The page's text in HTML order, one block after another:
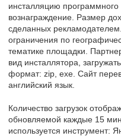
инсталляцию программного
вознаграждение. Размер
сделанных
ограничения по
тематике площадки.
вид инсталлятора,
формат: zip, exe. Сайт
английский язык.
Количество загрузок
обновляемой каждые 15
используется инструмент: